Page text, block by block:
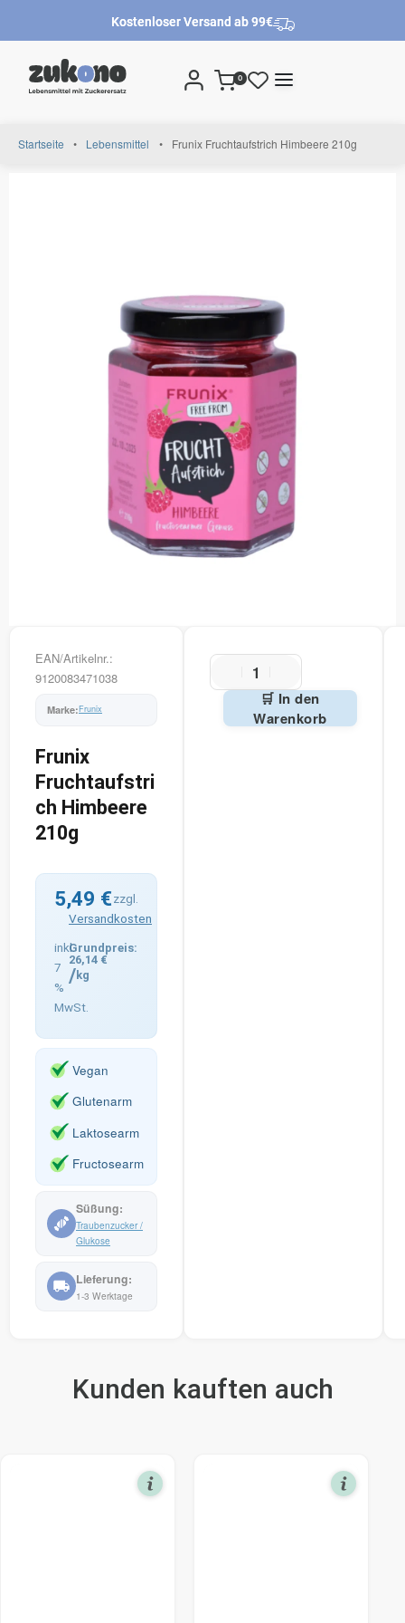
Kostenloser Versand ab 99€
0
Startseite • Lebensmittel • Frunix Fruchtaufstrich Himbeere 210g
EAN/Artikelnr.:
9120083471038
Frunix
Frunix
Fruchtaufstri
ch Himbeere
210g
5,49 €
inkl.
7
%
MwSt.
zzgl.
Versandkosten
26,14 €
/ kg
Vegan
Glutenarm
Laktosearm
Fructosearm
Traubenzucker /
Glukose
1-3 Werktage
🛒 In den
Warenkorb
Kunden kauften auch